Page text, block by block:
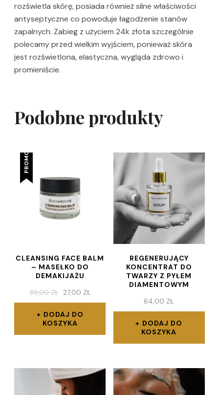
rozświetla skórę, posiada również silne właściwości
antyseptyczne co powoduje łagodzenie stanów
zapalnych. Zabieg z użyciem 24k złota szczególnie
polecamy przed wielkim wyjściem, ponieważ skóra
jest rozświetlona, elastyczna, wygląda zdrowo i
promieniście.
Podobne produkty
PROMOCJA!
CLEANSING FACE BALM
– MASEŁKO DO
DEMAKIJAŻU
39,00ZŁ PIERWOTNA
CENA
WYNOSIŁA:
39,00 ZŁ.
27,00 ZŁ
CENA
WYNOSI:
DODAJ DO
KOSZYKA
REGENERUJĄCY
KONCENTRAT DO
TWARZY Z PYŁEM
DIAMENTOWYM
64,00 ZŁ
DODAJ DO
KOSZYKA